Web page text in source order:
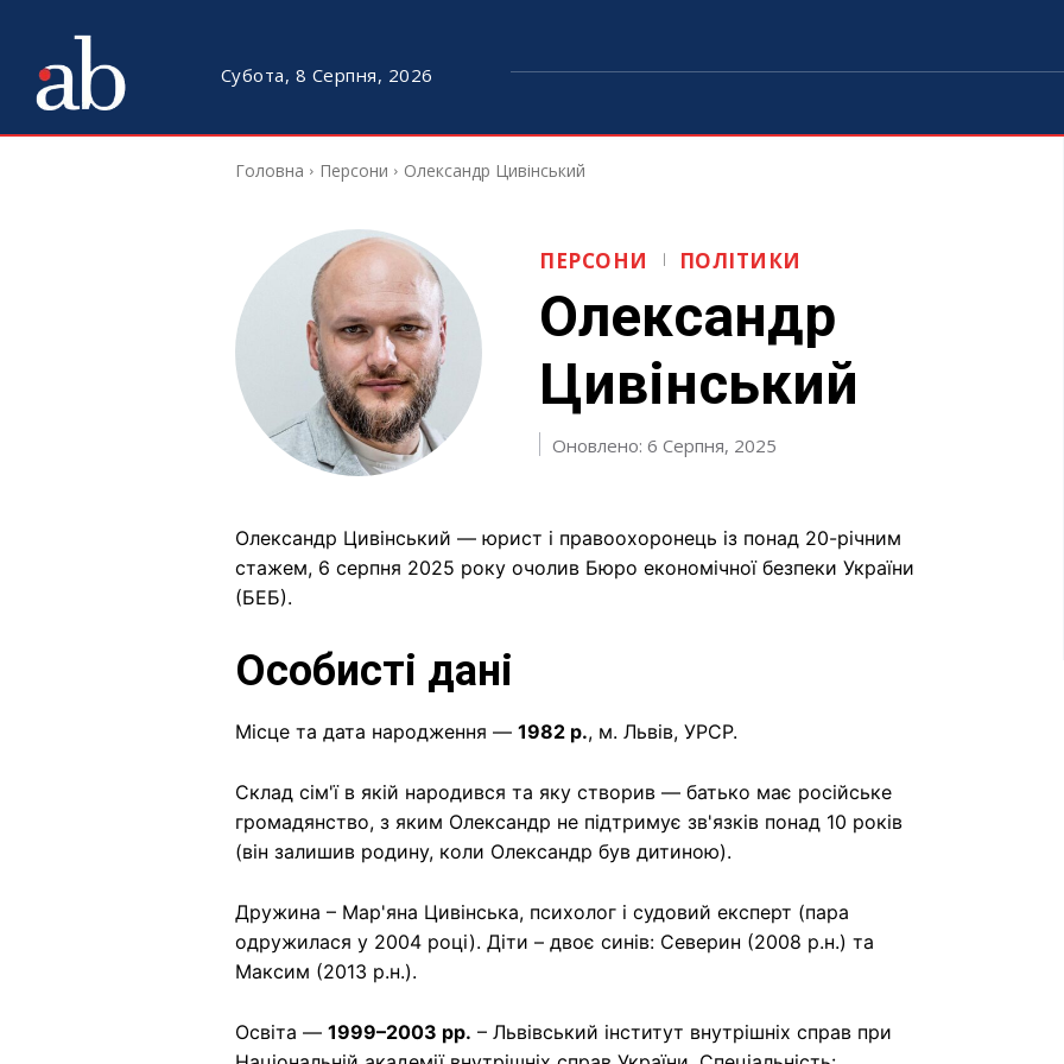
Субота, 8 Серпня, 2026
Головна Персони Олександр Цивінський
ПЕРСОНИ ПОЛІТИКИ
Олександр
Цивінський
Оновлено: 6 Серпня, 2025
Олександр Цивінський — юрист і правоохоронець із понад 20-річним
стажем, 6 серпня 2025 року очолив Бюро економічної безпеки України
(БЕБ).
Особисті дані
Місце та дата народження — 1982 р., м. Львів, УРСР.
Склад сім'ї в якій народився та яку створив — батько має російське
громадянство, з яким Олександр не підтримує зв'язків понад 10 років
(він залишив родину, коли Олександр був дитиною).
Дружина – Мар'яна Цивінська, психолог і судовий експерт (пара
одружилася у 2004 році). Діти – двоє синів: Северин (2008 р.н.) та
Максим (2013 р.н.).
Освіта — 1999–2003 рр. – Львівський інститут внутрішніх справ при